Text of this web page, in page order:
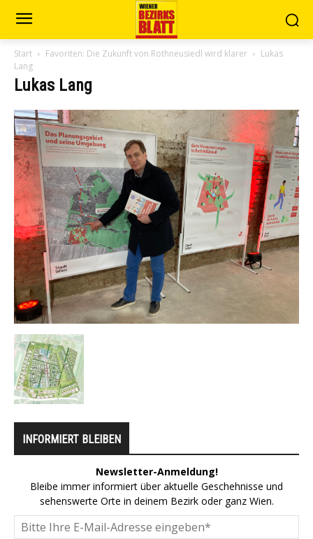
Start Favoriten: Die Zukunft von Rothneusiedl wird klarer
Lukas
Lang
Lukas Lang
INFORMIERT BLEIBEN
Newsletter-Anmeldung!
Bleibe immer informiert über aktuelle Geschehnisse und
sehenswerte Orte in deinem Bezirk oder ganz Wien.